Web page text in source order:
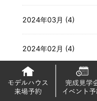
2024年03月 (4)
2024年02月 (4)
2024年01月 (4)